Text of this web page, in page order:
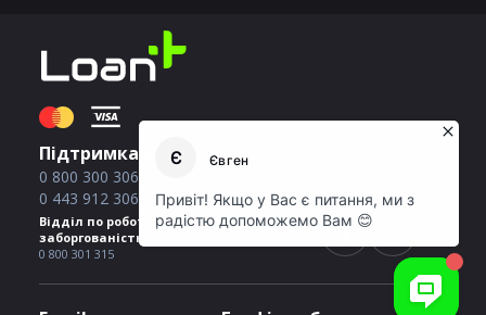
Підтримка клієнтів
0 800 300 306
0 443 912 306
Відділ по роботі з простроченою
заборгованістю
0 800 301 315